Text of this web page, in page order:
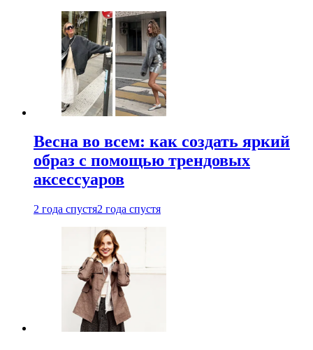
Весна во всем: как создать яркий
образ с помощью трендовых
аксессуаров
2 года спустя2 года спустя